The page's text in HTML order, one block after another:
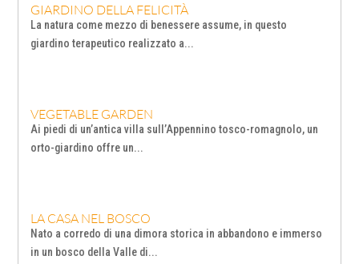
GIARDINO DELLA FELICITÀ
La natura come mezzo di benessere assume, in questo
giardino terapeutico realizzato a...
VEGETABLE GARDEN
Ai piedi di un’antica villa sull’Appennino tosco-romagnolo, un
orto-giardino offre un...
LA CASA NEL BOSCO
Nato a corredo di una dimora storica in abbandono e immerso
in un bosco della Valle di...